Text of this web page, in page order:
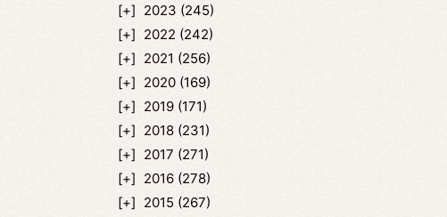
2023 (245)
2022 (242)
2021 (256)
2020 (169)
2019 (171)
2018 (231)
2017 (271)
2016 (278)
2015 (267)